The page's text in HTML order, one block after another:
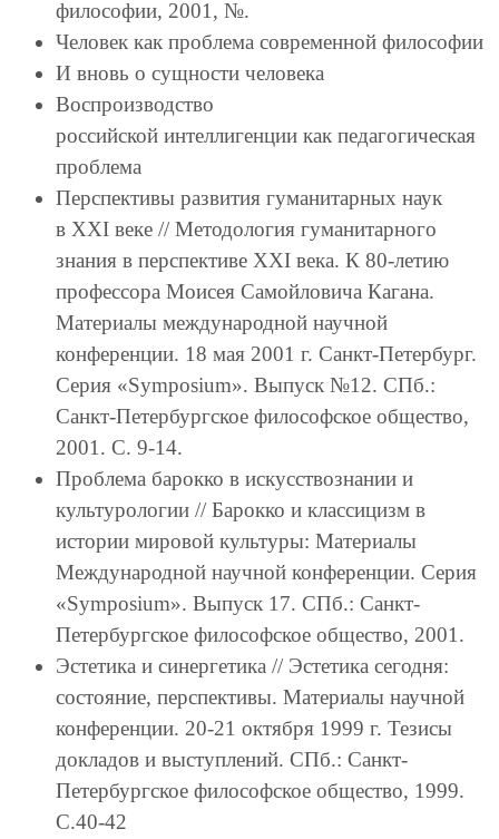
философии, 2001, №.
Человек как проблема современной философии
И вновь о сущности человека
Воспроизводство
российской интеллигенции как педагогическая
проблема
Перспективы развития гуманитарных наук
в XXI веке // Методология гуманитарного
знания в перспективе XXI века. К 80-летию
профессора Моисея Самойловича Кагана.
Материалы международной научной
конференции. 18 мая 2001 г. Санкт-Петербург.
Серия «Symposium». Выпуск №12. СПб.:
Санкт-Петербургское философское общество,
2001. C. 9-14.
Проблема барокко в искусствознании и
культурологии // Барокко и классицизм в
истории мировой культуры: Материалы
Международной научной конференции. Серия
«Symposium». Выпуск 17. СПб.: Санкт-
Петербургское философское общество, 2001.
Эстетика и синергетика // Эстетика сегодня:
состояние, перспективы. Материалы научной
конференции. 20-21 октября 1999 г. Тезисы
докладов и выступлений. СПб.: Санкт-
Петербургское философское общество, 1999.
С.40-42